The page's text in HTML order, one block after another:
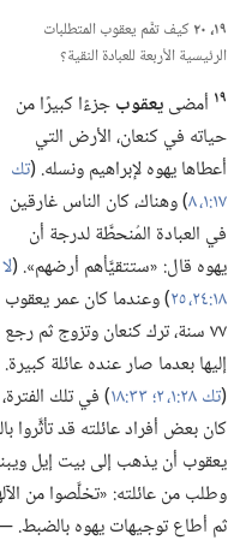
١٩،‏ ٢٠
كيف تمَّم يعقوب المتطلبات
الرئيسية الأربعة للعبادة النقية؟‏
١٩ أمضىيعقوبجزءًا كبيرًا من
حياته في كنعان،‏ الأرض التي
أعطاها يهوه لإبراهيم ونسله.‏ (‏تك
١٧:‏١،‏
‏)‏ وهناك،‏ كان الناس غارقين
في العبادة المُنحطَّة لدرجة أن
يهوه قال:‏ «ستتقيَّأهم أرضهم».‏ (‏لا
١٨:‏٢٤،‏ ٢٥
‏)‏ وعندما كان عمر يعقوب
٧٧ سنة،‏ ترك كنعان وتزوج ثم رجع
إليها بعدما صار عنده عائلة كبيرة.‏
(‏تك ٢٨:‏١،‏ ٢؛‏
‏)‏ في تلك الفترة،‏
كان بعض أفراد عائلته قد تأثَّروا
يعقوب أن يذهب إلى بيت إيل
وطلب من عائلته:‏ «تخلَّصوا من
ثم أطاع توجيهات يهوه بالضبط.‏